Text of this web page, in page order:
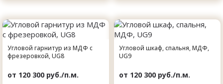
Угловой гарнитур из МДФ с
фрезеровкой, UG8
от 120 300 руб./п.м.
Угловой шкаф, спальня, МДФ,
UG9
от 120 300 руб./п.м.